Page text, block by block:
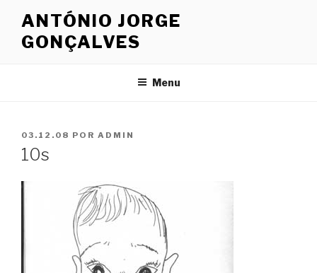
ANTÓNIO JORGE
GONÇALVES
Menu
PUBLICADO
EM
03.12.08 POR ADMIN
10s